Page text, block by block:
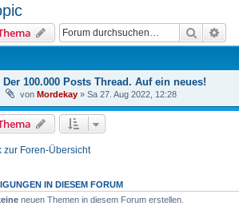
Suche
Der 100.000 Posts Thread. Auf ein neues!
von Mordekay » Sa 27. Aug 2022, 12:28
zur Foren-Übersicht
IN DIESEM FORUM
neuen Themen in diesem Forum erstellen.